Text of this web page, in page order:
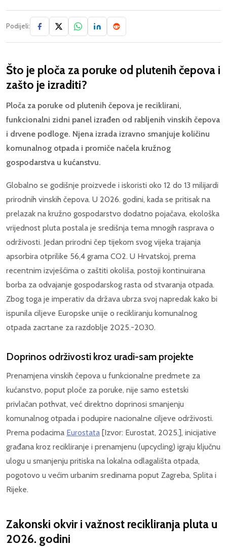
Podijeli:
Što je ploča za poruke od plutenih čepova i
zašto je izraditi?
Ploča za poruke od plutenih čepova je reciklirani,
funkcionalni zidni panel izrađen od rabljenih vinskih čepova
i drvene podloge. Njena izrada izravno smanjuje količinu
komunalnog otpada i promiče načela kružnog
gospodarstva u kućanstvu.
Globalno se godišnje proizvede i iskoristi oko 12 do 13 milijardi
prirodnih vinskih čepova. U 2026. godini, kada se pritisak na
prelazak na kružno gospodarstvo dodatno pojačava, ekološka
vrijednost pluta postala je središnja tema mnogih rasprava o
održivosti. Jedan prirodni čep tijekom svog vijeka trajanja
apsorbira otprilike 56,4 grama CO2. U Hrvatskoj, prema
recentnim izvješćima o zaštiti okoliša, postoji kontinuirana
borba za odvajanje gospodarskog rasta od stvaranja otpada.
Zbog toga je imperativ da država ubrza svoj napredak kako bi
ispunila ciljeve Europske unije o recikliranju komunalnog
otpada zacrtane za razdoblje 2025.-2030.
Doprinos održivosti kroz uradi-sam projekte
Prenamjena vinskih čepova u funkcionalne predmete za
kućanstvo, poput ploče za poruke, nije samo estetski
privlačan pothvat, već direktno doprinosi smanjenju
komunalnog otpada i podupire nacionalne ciljeve održivosti.
Prema podacima Eurostata [Izvor: Eurostat, 2025.], inicijative
građana kroz recikliranje i prenamjenu (upcycling) igraju ključnu
ulogu u smanjenju pritiska na lokalna odlagališta otpada,
pogotovo u većim urbanim sredinama poput Zagreba, Splita i
Rijeke.
Zakonski okvir i važnost recikliranja pluta u
2026. godini